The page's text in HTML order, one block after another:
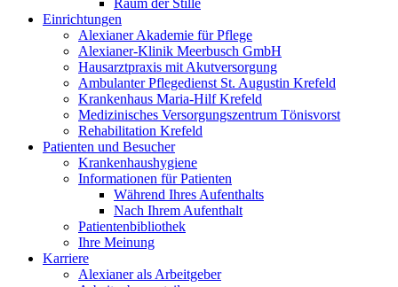
Raum der Stille
Einrichtungen
Alexianer Akademie für Pflege
Alexianer-Klinik Meerbusch GmbH
Hausarztpraxis mit Akutversorgung
Ambulanter Pflegedienst St. Augustin Krefeld
Krankenhaus Maria-Hilf Krefeld
Medizinisches Versorgungszentrum Tönisvorst
Rehabilitation Krefeld
Patienten und Besucher
Krankenhaushygiene
Informationen für Patienten
Während Ihres Aufenthalts
Nach Ihrem Aufenthalt
Patientenbibliothek
Ihre Meinung
Karriere
Alexianer als Arbeitgeber